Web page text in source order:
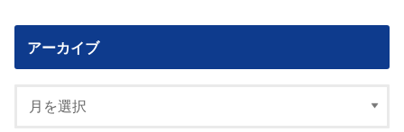
アーカイブ